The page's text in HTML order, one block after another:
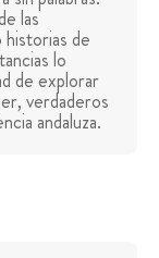
las
de
lo
de explorar
verdaderos
andaluza.